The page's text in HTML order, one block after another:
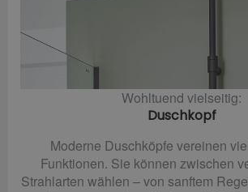
Wohltuend vielseitig:
Duschkopf
Moderne Duschköpfe vereinen
Funktionen. Sie können zwischen
Strahlarten wählen – von sanftem